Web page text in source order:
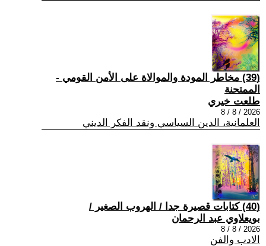
(39) مخاطر المودة والموالاة على الأمن القومي -
الممتحنة
طلعت خيري
2026 / 8 / 8
العلمانية، الدين السياسي ونقد الفكر الديني
(40) كتابات قصيرة جدا / الهروب الصغير /
بويعلاوي عبد الرحمان
2026 / 8 / 8
الادب والفن